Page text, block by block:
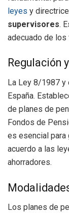
leyes y
supervisores.
adecuado de
Regulación
La Ley 8/1987 y
España.
de planes de
Fondos de
es esencial para
acuerdo a las
ahorradores.
Los planes de